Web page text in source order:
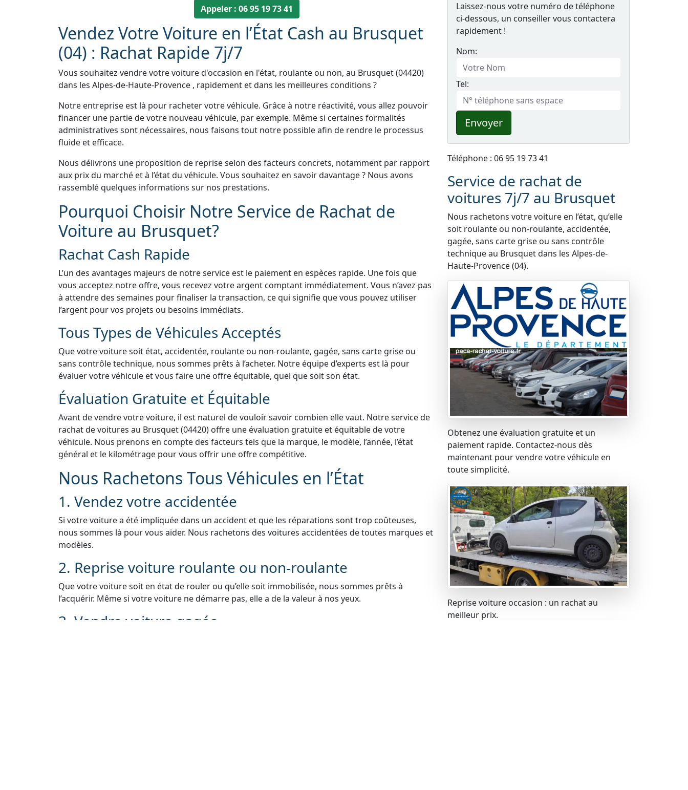
Appeler : 06 95 19 73 41
Vendez Votre Voiture en l’État Cash au Brusquet
(04) : Rachat Rapide 7j/7
Vous souhaitez vendre votre voiture d'occasion en l'état, roulante ou non, au Brusquet (04420)
dans les Alpes-de-Haute-Provence , rapidement et dans les meilleures conditions ?
Notre entreprise est là pour racheter votre véhicule. Grâce à notre réactivité, vous allez pouvoir
financer une partie de votre nouveau véhicule, par exemple. Même si certaines formalités
administratives sont nécessaires, nous faisons tout notre possible afin de rendre le processus
fluide et efficace.
Nous délivrons une proposition de reprise selon des facteurs concrets, notamment par rapport
aux prix du marché et à l’état du véhicule. Vous souhaitez en savoir davantage ? Nous avons
rassemblé quelques informations sur nos prestations.
Pourquoi Choisir Notre Service de Rachat de
Voiture au Brusquet?
Rachat Cash Rapide
L’un des avantages majeurs de notre service est le paiement en espèces rapide. Une fois que
vous acceptez notre offre, vous recevez votre argent comptant immédiatement. Vous n’avez pas
à attendre des semaines pour finaliser la transaction, ce qui signifie que vous pouvez utiliser
l’argent pour vos projets ou besoins immédiats.
Tous Types de Véhicules Acceptés
Que votre voiture soit état, accidentée, roulante ou non-roulante, gagée, sans carte grise ou
sans contrôle technique, nous sommes prêts à l’acheter. Notre équipe d’experts est là pour
évaluer votre véhicule et vous faire une offre équitable, quel que soit son état.
Évaluation Gratuite et Équitable
Avant de vendre votre voiture, il est naturel de vouloir savoir combien elle vaut. Notre service de
rachat de voitures au Brusquet (04420) offre une évaluation gratuite et équitable de votre
véhicule. Nous prenons en compte des facteurs tels que la marque, le modèle, l’année, l’état
général et le kilométrage pour vous offrir une offre compétitive.
Nous Rachetons Tous Véhicules en l’État
1. Vendez votre accidentée
Si votre voiture a été impliquée dans un accident et que les réparations sont trop coûteuses,
nous sommes là pour vous aider. Nous rachetons des voitures accidentées de toutes marques et
modèles.
2. Reprise voiture roulante ou non-roulante
Que votre voiture soit en état de rouler ou qu’elle soit immobilisée, nous sommes prêts à
l’acquérir. Même si votre voiture ne démarre pas, elle a de la valeur à nos yeux.
3. Vendre voiture gagée
Laissez-nous votre numéro de téléphone
ci-dessous, un conseiller vous contactera
rapidement !
Nom:
Tel:
Envoyer
Téléphone : 06 95 19 73 41
Service de rachat de
voitures 7j/7 au Brusquet
Nous rachetons votre voiture en l’état, qu’elle
soit roulante ou non-roulante, accidentée,
gagée, sans carte grise ou sans contrôle
technique au Brusquet dans les Alpes-de-
Haute-Provence (04).
Obtenez une évaluation gratuite et un
paiement rapide. Contactez-nous dès
maintenant pour vendre votre véhicule en
toute simplicité.
Reprise voiture occasion : un rachat au
meilleur prix.